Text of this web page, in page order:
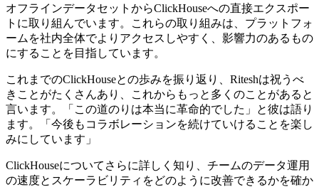
オフラインデータセットからClickHouseへの直接エクスポー
トに取り組んでいます。これらの取り組みは、プラットフォ
ームを社内全体でよりアクセスしやすく、影響力のあるもの
にすることを目指しています。
これまでのClickHouseとの歩みを振り返り、Riteshは祝うべ
きことがたくさんあり、これからもっと多くのことがあると
言います。「この道のりは本当に革命的でした」と彼は語り
ます。「今後もコラボレーションを続けていけることを楽し
みにしています」
ClickHouseについてさらに詳しく知り、チームのデータ運用
の速度とスケーラビリティをどのように改善できるかを確か